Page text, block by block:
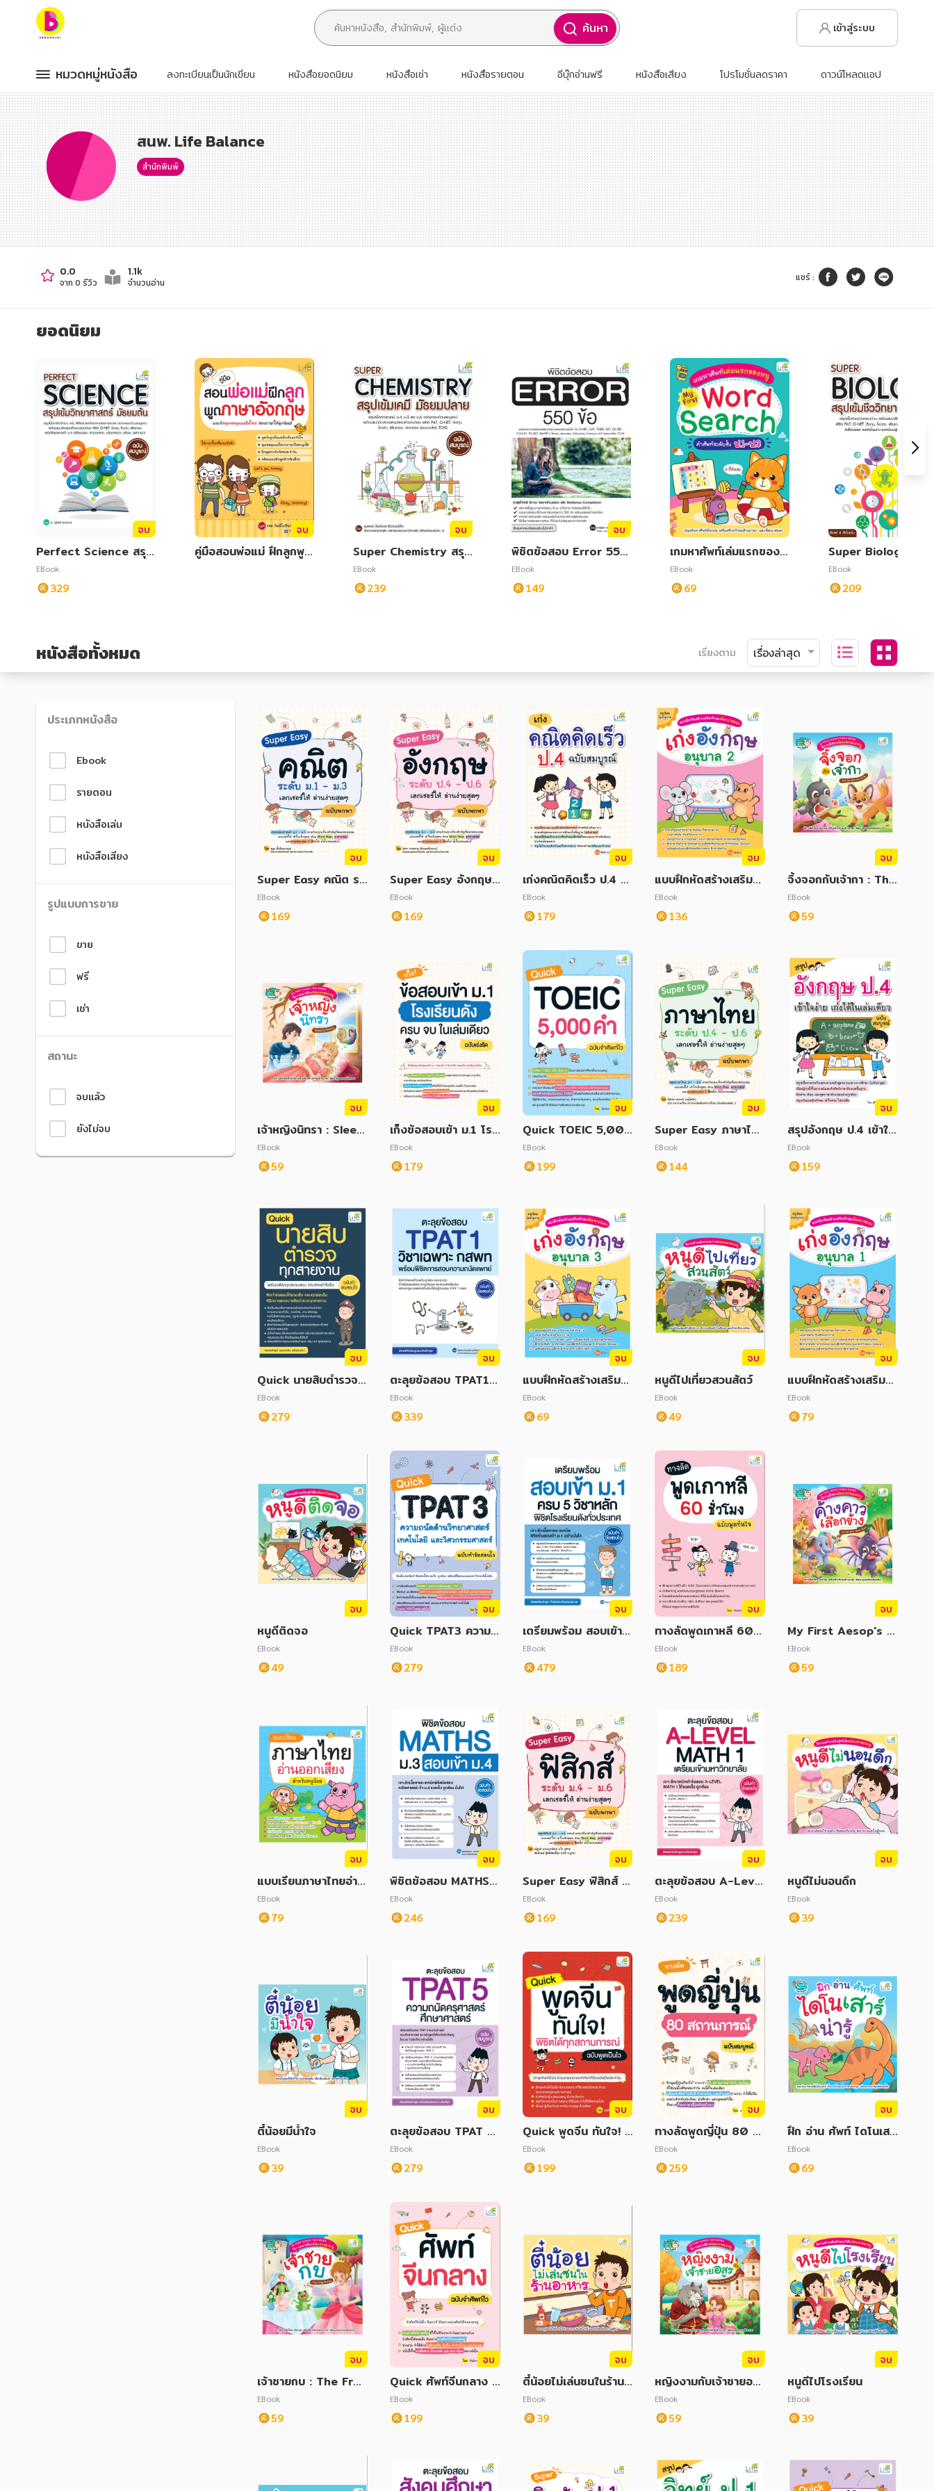
หมวดหมู่หนังสือ
หมวดหมู่ยอดนิยม
หนังสือออกใหม่
หนังสือยอดนิยม
หนังสือเช่า
อีบุ๊กอ่านฟรี
หนังสือเสียง
โปรโมชั่นลดราคา
หมวดหมู่หนังสือ
อาหาร สุขภาพ การแพทย์
กฎหมาย สัญญา ภาษี
การเงิน การลงทุน บริหาร
นิตยสาร หนังสือพิมพ์
ครอบครัว
วรรณกรรม
การเกษตร ชีววิทยา
การเรียน การศึกษา
เทคโนโลยี การสื่อสาร วิทยาศาสตร์
การพัฒนาตนเอง
การ์ตูนความรู้ การ์ตูน
ค้นหา เข้าสู่ระบบ
หมวดหมู่หนังสือ
หมวดหมู่หนังสือ
หมวดหมู่ยอดนิยม
หนังสือออกใหม่
หนังสือยอดนิยม
หนังสือเช่า
อีบุ๊กอ่านฟรี
หนังสือเสียง
โปรโมชั่นลดราคา
หมวดหมู่หนังสือ
อาหาร สุขภาพ การแพทย์
กฎหมาย สัญญา ภาษี
การเงิน การลงทุน บริหาร
นิตยสาร หนังสือพิมพ์
ครอบครัว
วรรณกรรม
การเกษตร ชีววิทยา
การเรียน การศึกษา
เทคโนโลยี การสื่อสาร วิทยาศาสตร์
การพัฒนาตนเอง
การ์ตูนความรู้ การ์ตูน
ลงทะเบียนเป็นนักเขียน หนังสือยอดนิยม หนังสือเช่า หนังสือรายตอน อีบุ๊กอ่านฟรี หนังสือเสียง โปรโมชั่นลดราคา ดาวน์โหลดแอป
สนพ. Life Balance
สำนักพิมพ์
0.0
จาก 0 รีวิว
1.1k
จำนวนอ่าน แชร์:
ยอดนิยม
จบ
Perfect Science สรุป
เข้มวิทยาศาสตร์ มัธยมต้
น
EBook
329
จบ
คู่มือสอนพ่อแม่ ฝึกลูกพูด
จบ
Super Chemistry สรุป
เข้มเคมี มัธยมปลาย ฉบับ
สมบูรณ์
EBook
239
จบ
พิชิตข้อสอบ Error 550
ข้อ
EBook
149
เกมหาศัพท์เล่มแรกของห
นู My First Word Sear
ch คำศัพท์ระดับชั้น ป.1-
ป.3
EBook
69
Super Biology สรุป
มชีววิทยา มัธยมปลาย
EBook
209
หนังสือทั้งหมด เรียงตาม
ประเภทหนังสือ
Ebook
รายตอน
หนังสือเล่ม
หนังสือเสียง
รูปแบบการขาย
ขาย
ฟรี
เช่า
สถานะ
จบแล้ว
ยังไม่จบ
จบ
Super Easy คณิต ระ
ดับ ม.1-ม.3 เลกเชอร์ใ
ห้ อ่านง่ายสุด ๆ ฉบับพ
กพา
EBook
169
จบ
Super Easy อังกฤษ
ระดับ ป.4-ป.6 เลกเชอ
ร์ให้ อ่านง่ายสุด ๆ ฉบั
บพกพา
EBook
169
จบ
เก่งคณิตคิดเร็ว ป.4 ฉ
บับสมบูรณ์
EBook
179
จบ
แบบฝึกหัดสร้างเสริมทั
กษะพัฒนาสมอง เก่งอั
งกฤษ อนุบาล 2
EBook
136
จบ
จิ้งจอกกับเจ้ากา : The
Fox and The Crow
EBook
59
จบ
เจ้าหญิงนิทรา : Sleepi
ng Beauty
EBook
59
จบ
เก็งข้อสอบเข้า ม.1 โรง
เรียนดังครบจบในเล่มเ
ดียว ฉบับเร่งรัด
EBook
179
จบ
Quick TOEIC 5,00
0 คำ ฉบับจำศัพท์ไว
EBook
199
จบ
Super Easy ภาษาไท
ย ระดับ ป.4-ป.6 เลกเ
ชอร์ให้ อ่านง่ายสุด ๆ
ฉบับพกพา
EBook
144
จบ
สรุปอังกฤษ ป.4 เข้าใจ
ง่าย เก่งได้ในเล่มเดียว
ฉบับสมบูรณ์
EBook
159
จบ
Quick นายสิบตำรวจ
ทุกสายงาน ฉบับทำข้อส
อบไว
EBook
279
จบ
ตะลุยข้อสอบ TPAT1 วิ
ชาเฉพาะ กสพท พร้อม
พิชิตการสอบความถนัด
แพทย์ ฉบับทำข้อสอบไ
EBook
339
จบ
แบบฝึกหัดสร้างเสริมทั
กษะพัฒนาสมอง เก่งอั
งกฤษ อนุบาล 3
EBook
69
จบ
หนูดีไปเที่ยวสวนสัตว์
EBook
49
จบ
แบบฝึกหัดสร้างเสริมทั
กษะพัฒนาสมอง เก่งอั
งกฤษ อนุบาล 1
EBook
79
จบ
หนูดีติดจอ
EBook
49
จบ
Quick TPAT3 ความถ
นัดด้านวิทยาศาสตร์ เท
คโนโลยีและวิศวกรรมศ
าสตร์ ฉบับทำข้อสอบไว
EBook
279
จบ
เตรียมพร้อม สอบเข้า
ม.1 ครบ 5 วิชาหลัก พิ
ชิตโรงเรียนดังทั่วประเ
ทศ ฉบับทำข้อสอบไว
EBook
479
จบ
ทางลัดพูดเกาหลี 60 ชั่
วโมง ฉบับพูดทันใจ
EBook
189
จบ
My First Aesop's F
able Series นิทานอีส
ปเล่มแรกของหนู ค้างค
าวเลือกข้าง The Bat
EBook
59
จบ
แบบเรียนภาษาไทยอ่าน
ออกเสียงสำหรับหนูน้อ
ย
EBook
79
จบ
พิชิตข้อสอบ MATHS
ม.3 สอบเข้า ม.4 ฉบับ
ทำข้อสอบไว
EBook
246
จบ
Super Easy ฟิสิกส์ ระ
ดับ ม.4-ม.6 เลกเชอร์ใ
ห้ อ่านง่ายสุด ๆ ฉบับพ
กพา
EBook
169
จบ
ตะลุยข้อสอบ A-Level
Math 1 เตรียมเข้ามหา
วิทยาลัย ฉบับทำข้อสอ
บไว
EBook
239
จบ
หนูดีไม่นอนดึก
EBook
39
จบ
ตี๋น้อยมีน้ำใจ
EBook
39
จบ
ตะลุยข้อสอบ TPAT 5
ความถนัดครุศาสตร์ ศึ
กษาศาสตร์ ฉบับสมบูร
ณ์
EBook
279
จบ
Quick พูดจีน ทันใจ! พิ
ชิตได้ทุกสถานการณ์ ฉ
บับพูดเป็นไว
EBook
199
จบ
ทางลัดพูดญี่ปุ่น 80 ส
ถานการณ์ ฉบับสมบูรณ์
EBook
259
จบ
ฝึก อ่าน ศัพท์ ไดโนเสา
ร์น่ารู้
EBook
69
จบ
เจ้าชายกบ : The Fro
g Prince
EBook
59
จบ
Quick ศัพท์จีนกลาง ฉ
บับจำศัพท์ไว
EBook
199
จบ
ตี๋น้อยไม่เล่นซนในร้านอ
าหาร
EBook
39
จบ
หญิงงามกับเจ้าชายอสู
ร
EBook
59
จบ
หนูดีไปโรงเรียน
EBook
39